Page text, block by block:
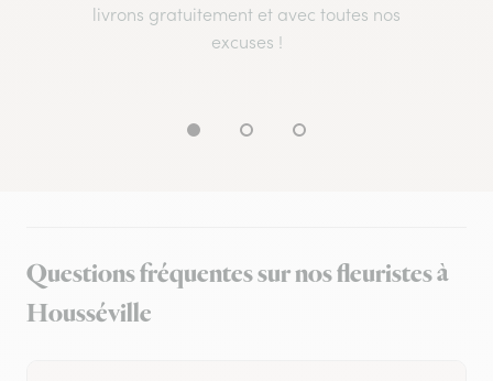
livrons gratuitement et avec toutes nos
excuses !
Questions fréquentes sur nos fleuristes à
Housséville